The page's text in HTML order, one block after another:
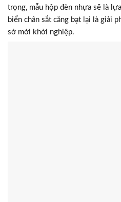
trọng, mẫu hộp đèn nhựa sẽ là
biển chân sắt căng bạt lại là giải
sở mới khởi nghiệp.